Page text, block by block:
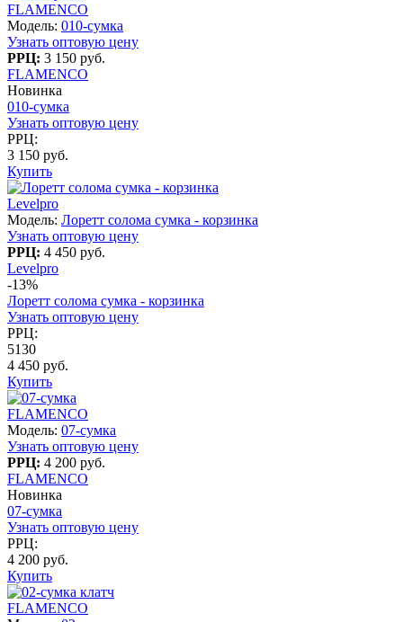
FLAMENCO
Модель: 010-сумка
Узнать оптовую цену
РРЦ: 3 150 руб.
FLAMENCO
Новинка
010-сумка
Узнать оптовую цену
РРЦ:
3 150 руб.
Купить
Levelpro
Модель: Лоретт солома сумка - корзинка
Узнать оптовую цену
РРЦ: 4 450 руб.
Levelpro
-13%
Лоретт солома сумка - корзинка
Узнать оптовую цену
РРЦ:
5130
4 450 руб.
Купить
FLAMENCO
Модель: 07-сумка
Узнать оптовую цену
РРЦ: 4 200 руб.
FLAMENCO
Новинка
07-сумка
Узнать оптовую цену
РРЦ:
4 200 руб.
Купить
FLAMENCO